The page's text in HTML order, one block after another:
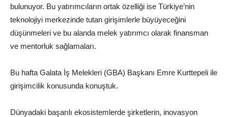
bulunuyor. Bu yatırımcıların ortak özelliği ise Türkiye’nin
teknolojiyi merkezinde tutan girişimlerle büyüyeceğini
düşünmeleri ve bu alanda melek yatırımcı olarak finansman
ve mentorluk sağlamaları.
Bu hafta Galata İş Melekleri (GBA) Başkanı Emre Kurttepeli ile
girişimcilik konusunda konuştuk.
Dünyadaki başarılı ekosistemlerde şirketlerin, inovasyon